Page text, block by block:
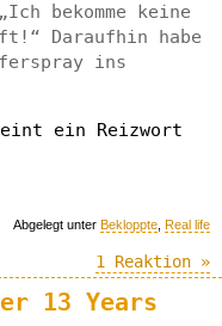
bekomme keine
Daraufhin habe
ins
ein Reizwort
Abgelegt unter Bekloppte Real life
1 Reaktion »
13 Years